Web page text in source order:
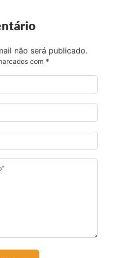
não será publicado.
com *